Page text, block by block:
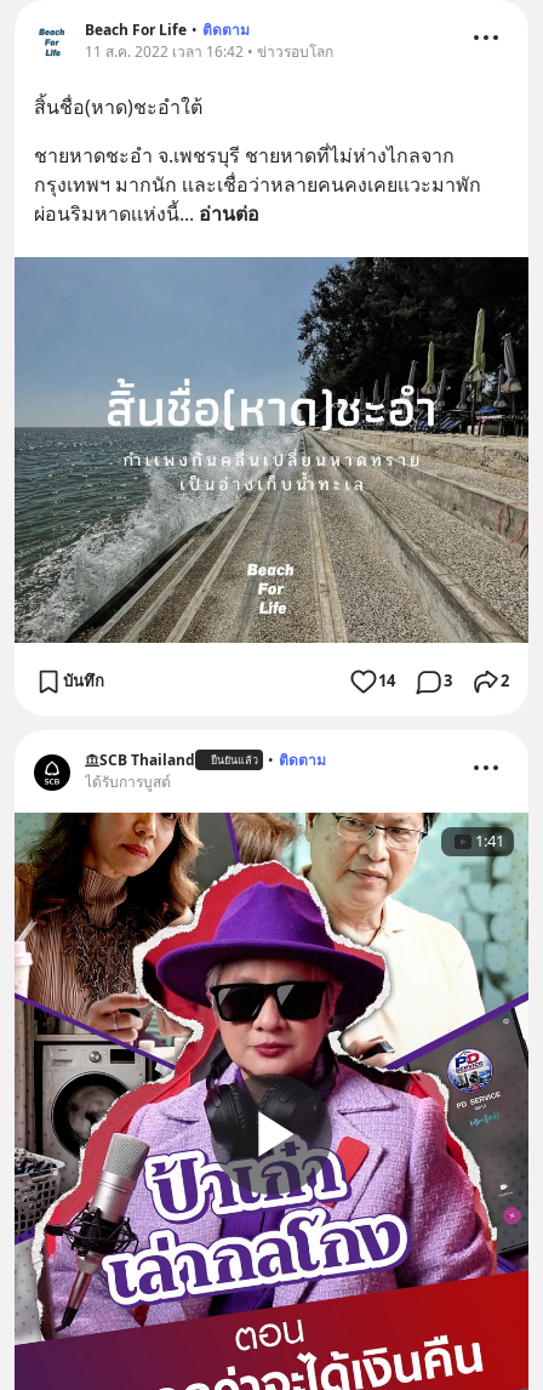
Beach For Life • ติดตาม
11 ส.ค. 2022 เวลา 16:42 • ข่าวรอบโลก
สิ้นชื่อ(หาด)ชะอำใต้
ชายหาดชะอำ จ.เพชรบุรี ชายหาดที่ไม่ห่างไกลจาก
กรุงเทพฯ มากนัก เเละเชื่อว่าหลายคนคงเคยเเวะมาพัก
ผ่อนริมหาดเเห่งนี้... อ่านต่อ
บันทึก 14 3 2
SCB Thailand ยืนยันแล้ว • ติดตาม
ได้รับการบูสต์
1:41